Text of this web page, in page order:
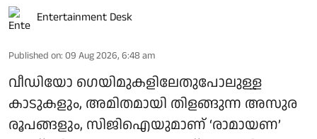
Entertainment Desk
Published on: 09 Aug 2026, 6:48 am
വീഡിയോ ഗെയിമുകളിലേതുപോലുള്ള
കാടുകളും, അമിതമായി തിളങ്ങുന്ന അസുര
രൂപങ്ങളും, സിജിഐയുമാണ് ‘രാമായണ’